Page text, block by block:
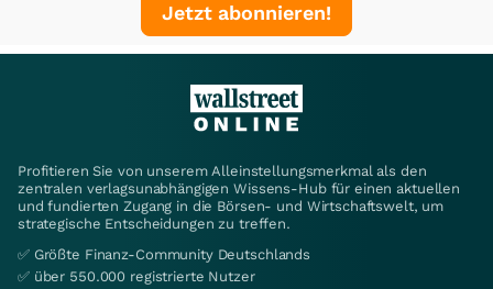
Jetzt abonnieren!
Profitieren Sie von unserem Alleinstellungsmerkmal als den
zentralen verlagsunabhängigen Wissens-Hub für einen aktuellen
und fundierten Zugang in die Börsen- und Wirtschaftswelt, um
strategische Entscheidungen zu treffen.
✅ Größte Finanz-Community Deutschlands
✅ über 550.000 registrierte Nutzer